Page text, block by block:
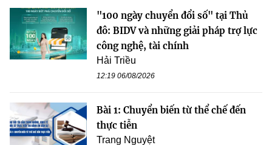
"100 ngày chuyển đổi số" tại Thủ
đô: BIDV và những giải pháp trợ lực
công nghệ, tài chính
Hải Triều
12:19 06/08/2026
Bài 1: Chuyển biến từ thể chế đến
thực tiễn
Trang Nguyệt